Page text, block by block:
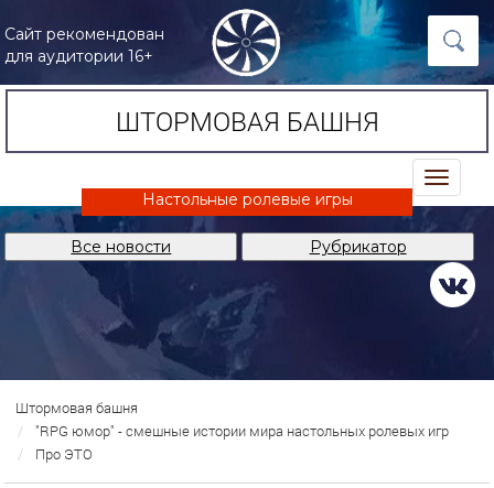
Сайт рекомендован
для аудитории 16+
ШТОРМОВАЯ БАШНЯ
trk
Настольные ролевые игры
Все новости Рубрикатор
Штормовая башня
"RPG юмор" - смешные истории мира настольных ролевых игр
Про ЭТО